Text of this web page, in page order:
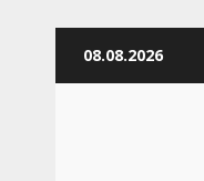
Inhalt08.08.2026